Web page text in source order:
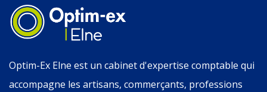
Optim-Ex Elne est un cabinet d'expertise comptable qui
accompagne les artisans, commerçants, professions